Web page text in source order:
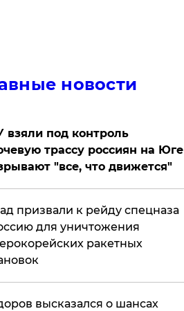
новости
взяли под контроль
трассу россиян на Юге
"все, что движется"
призвали к рейду спецназа
для уничтожения
ракетных
высказался о шансах